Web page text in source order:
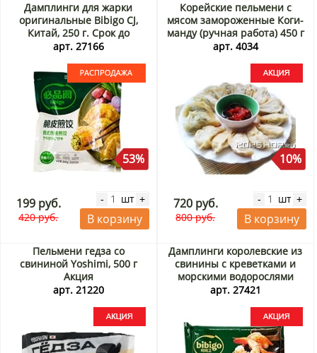
Дамплинги для жарки
оригинальные Bibigo CJ,
Китай, 250 г. Срок до
15.08.2026. Распродажа
арт. 27166
53%
199 руб.
420 руб.
- шт +
В корзину
Корейские пельмени с
мясом замороженные Коги-
манду (ручная работа) 450 г
Акция
арт. 4034
10%
720 руб.
800 руб.
- шт +
В корзину
Пельмени гедза со
свининой Yoshimi, 500 г
Акция
арт. 21220
Дамплинги королевские из
свинины с креветками и
морскими водорослями
Bibigo CJ, Китай, 350 г Акция
арт. 27421